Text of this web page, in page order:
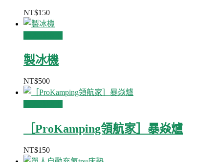
NT$150
製冰機
NT$500
［ProKamping領航家］暴焱爐
NT$150